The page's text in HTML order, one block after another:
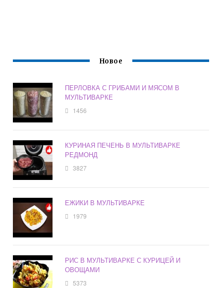
Новое
ПЕРЛОВКА С ГРИБАМИ И МЯСОМ В
МУЛЬТИВАРКЕ
1456
КУРИНАЯ ПЕЧЕНЬ В МУЛЬТИВАРКЕ
РЕДМОНД
3827
ЕЖИКИ В МУЛЬТИВАРКЕ
1979
РИС В МУЛЬТИВАРКЕ С КУРИЦЕЙ И
ОВОЩАМИ
5373